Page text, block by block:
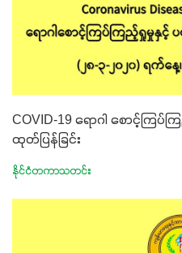
COVID-19 ရောဂါ စောင့်က
ထုတ်ပြန်ခြင်း
နိုင်ငံတကာသတင်း